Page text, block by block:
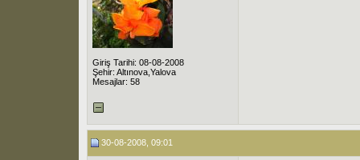
Giriş Tarihi: 08-08-2008
Şehir: Altınova,Yalova
Mesajlar: 58
30-08-2008, 09:01